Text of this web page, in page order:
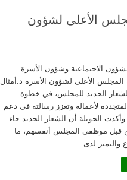
الأعلى لشؤون
الاجتماعية وشؤون الأسرة
المجلس الأعلى لشؤون الأسرة د.أمثال
الشعار الجديد للمجلس، في خطوة
لأعماله وتعزز رسالته في دعم
وأكدت الحويلة أن الشعار الجديد جاء
قبل موظفي المجلس أنفسهم، ما
والتميز لدى …